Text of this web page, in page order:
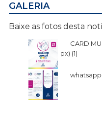
GALERIA
Baixe as fotos desta
CARD
px) (1)